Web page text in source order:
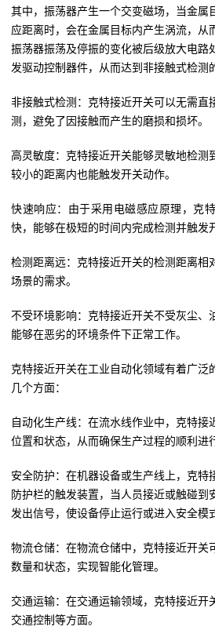
其中，振荡器产生一个交变磁场，当金属
应距离时，会在金属目标内产生涡流，从
振荡器振荡及停振的变化被后级放大电路
发驱动控制器件，从而达到非接触式检测
非接触式检测：克特接近开关可以无需直
测，避免了因接触而产生的磨损和损坏。
高灵敏度：克特接近开关能够灵敏地检测
较小的距离内也能触发开关动作。
快速响应：由于采用电磁感应原理，克
快，能够在极短的时间内完成检测并触发
检测距离远：克特接近开关的检测距离相
场景的需求。
不受环境影响：克特接近开关不受灰尘、
能够在恶劣的环境条件下正常工作。
克特接近开关在工业自动化领域有着广泛
几个方面：
自动化生产线：在流水线作业中，克特接
位置和状态，从而确保生产过程的顺利进
安全防护：在机器设备或生产线上，克特
防护栏的触发装置，当人员接近或触碰到
发出信号，使设备停止运行或进入安全模
物流仓储：在物流仓储中，克特接近开关
数量和状态，实现智能化管理。
交通运输：在交通运输领域，克特接近开
交通控制等方面。